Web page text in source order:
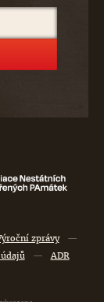
zprávy
—
— ADR